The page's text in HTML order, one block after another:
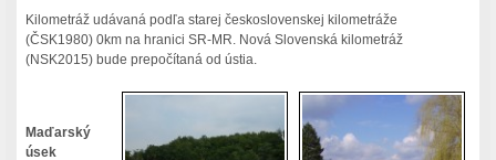
Kilometráž udávaná podľa starej československej kilometráže
(ČSK1980) 0km na hranici SR-MR. Nová Slovenská kilometráž
(NSK2015) bude prepočítaná od ústia.
Maďarský
úsek